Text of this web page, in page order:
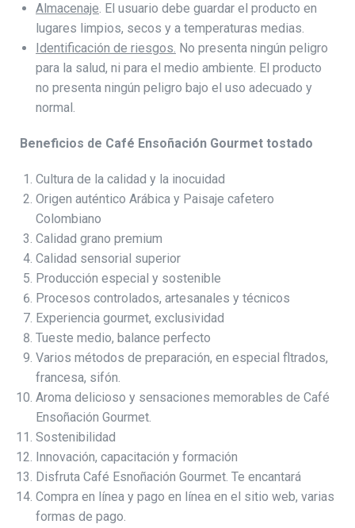
Almacenaje. El usuario debe guardar el producto en
lugares limpios, secos y a temperaturas medias.
Identificación de riesgos. No presenta ningún peligro
para la salud, ni para el medio ambiente. El producto
no presenta ningún peligro bajo el uso adecuado y
normal.
Beneficios de Café Ensoñación Gourmet tostado
Cultura de la calidad y la inocuidad
Origen auténtico Arábica y Paisaje cafetero
Colombiano
Calidad grano premium
Calidad sensorial superior
Producción especial y sostenible
Procesos controlados, artesanales y técnicos
Experiencia gourmet, exclusividad
Tueste medio, balance perfecto
Varios métodos de preparación, en especial fltrados,
francesa, sifón.
Aroma delicioso y sensaciones memorables de Café
Ensoñación Gourmet.
Sostenibilidad
Innovación, capacitación y formación
Disfruta Café Esnoñación Gourmet. Te encantará
Compra en línea y pago en línea en el sitio web, varias
formas de pago.